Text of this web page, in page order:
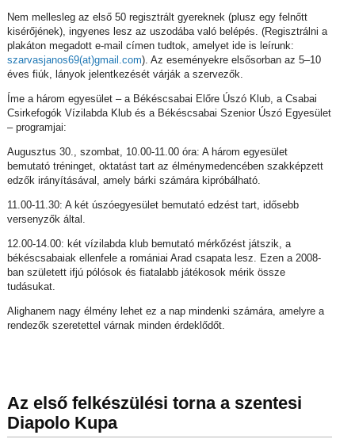
Nem mellesleg az első 50 regisztrált gyereknek (plusz egy felnőtt
kisérőjének), ingyenes lesz az uszodába való belépés. (Regisztrálni a
plakáton megadott e-mail címen tudtok, amelyet ide is leírunk:
szarvasjanos69(at)gmail.com). Az eseményekre elsősorban az 5–10
éves fiúk, lányok jelentkezését várják a szervezők.
Íme a három egyesület – a Békéscsabai Előre Úszó Klub, a Csabai
Csirkefogók Vízilabda Klub és a Békéscsabai Szenior Úszó Egyesület
– programjai:
Augusztus 30., szombat, 10.00-11.00 óra: A három egyesület
bemutató tréninget, oktatást tart az élménymedencében szakképzett
edzők irányításával, amely bárki számára kipróbálható.
11.00-11.30: A két úszóegyesület bemutató edzést tart, idősebb
versenyzők által.
12.00-14.00: két vízilabda klub bemutató mérkőzést játszik, a
békéscsabaiak ellenfele a romániai Arad csapata lesz. Ezen a 2008-
ban született ifjú pólósok és fiatalabb játékosok mérik össze
tudásukat.
Alighanem nagy élmény lehet ez a nap mindenki számára, amelyre a
rendezők szeretettel várnak minden érdeklődőt.
Az első felkészülési torna a szentesi
Diapolo Kupa